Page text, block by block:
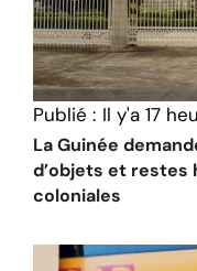
Publié : Il y'a 17
La Guinée
d’objets et restes
coloniales